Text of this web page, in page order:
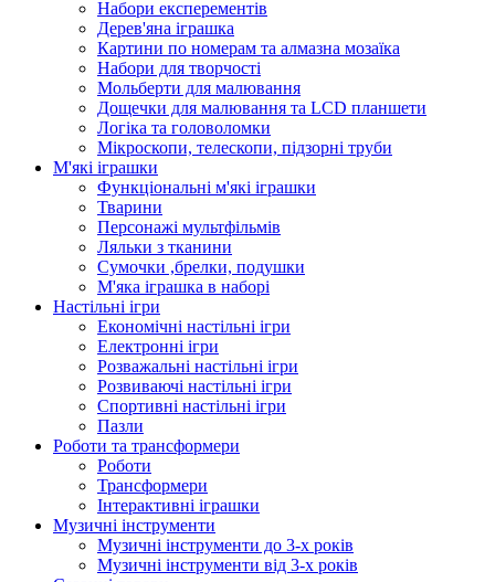
Набори експерементів
Дерев'яна іграшка
Картини по номерам та алмазна мозаїка
Набори для творчості
Мольберти для малювання
Дощечки для малювання та LCD планшети
Логіка та головоломки
Мікроскопи, телескопи, підзорні труби
М'які іграшки
Функціональні м'які іграшки
Тварини
Персонажі мультфільмів
Ляльки з тканини
Сумочки ,брелки, подушки
М'яка іграшка в наборі
Настільні ігри
Економічні настільні ігри
Електронні ігри
Розважальні настільні ігри
Розвиваючі настільні ігри
Спортивні настільні ігри
Пазли
Роботи та трансформери
Роботи
Трансформери
Інтерактивні іграшки
Музичні інструменти
Музичні інструменти до 3-х років
Музичні інструменти від 3-х років